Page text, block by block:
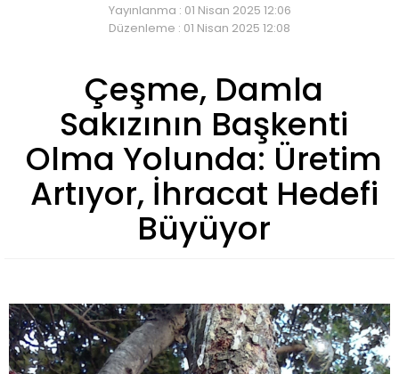
Yayınlanma : 01 Nisan 2025 12:06
Düzenleme : 01 Nisan 2025 12:08
Çeşme, Damla
Sakızının Başkenti
Olma Yolunda: Üretim
Artıyor, İhracat Hedefi
Büyüyor